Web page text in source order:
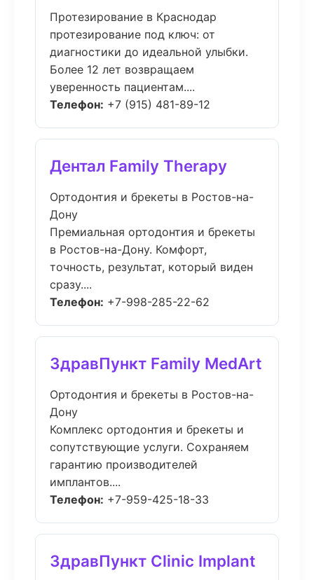
Протезирование в Краснодар
протезирование под ключ: от
диагностики до идеальной улыбки.
Более 12 лет возвращаем
уверенность пациентам....
Телефон: +7 (915) 481-89-12
Дентал Family Therapy
Ортодонтия и брекеты в Ростов-на-
Дону
Премиальная ортодонтия и брекеты
в Ростов-на-Дону. Комфорт,
точность, результат, который виден
сразу....
Телефон: +7-998-285-22-62
ЗдравПункт Family MedArt
Ортодонтия и брекеты в Ростов-на-
Дону
Комплекс ортодонтия и брекеты и
сопутствующие услуги. Сохраняем
гарантию производителей
имплантов....
Телефон: +7-959-425-18-33
ЗдравПункт Clinic Implant